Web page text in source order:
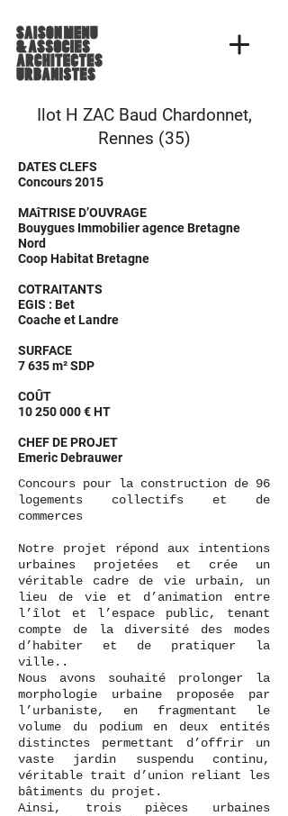
Ilot H ZAC Baud Chardonnet,
Rennes (35)
DATES CLEFS
Concours 2015
MAîTRISE D’OUVRAGE
Bouygues Immobilier agence Bretagne
Nord
Coop Habitat Bretagne
COTRAITANTS
EGIS : Bet
Coache et Landre
SURFACE
7 635 m² SDP
COÛT
10 250 000€ HT
CHEF DE PROJET
Emeric Debrauwer
Concours pour la construction de 96
logements collectifs et de
commerces
Notre projet répond aux intentions
urbaines projetées et crée un
véritable cadre de vie urbain, un
lieu de vie et d’animation entre
l’îlot et l’espace public, tenant
compte de la diversité des modes
d’habiter et de pratiquer la
ville..
Nous avons souhaité prolonger la
morphologie urbaine proposée par
l’urbaniste, en fragmentant le
volume du podium en deux entités
distinctes permettant d’offrir un
vaste jardin suspendu continu,
véritable trait d’union reliant les
bâtiments du projet.
Ainsi, trois pièces urbaines